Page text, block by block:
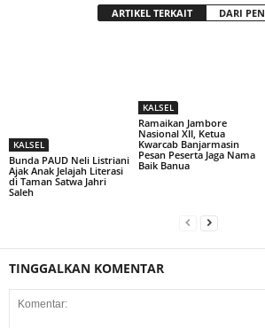
ARTIKEL TERKAIT DARI
KALSEL
Bunda PAUD Neli Listriani
Ajak Anak Jelajah Literasi
di Taman Satwa Jahri
Saleh
KALSEL
Ramaikan Jambore
Nasional XII, Ketua
Kwarcab Banjarmasin
Pesan Peserta Jaga Nama
Baik Banua
TINGGALKAN KOMENTAR